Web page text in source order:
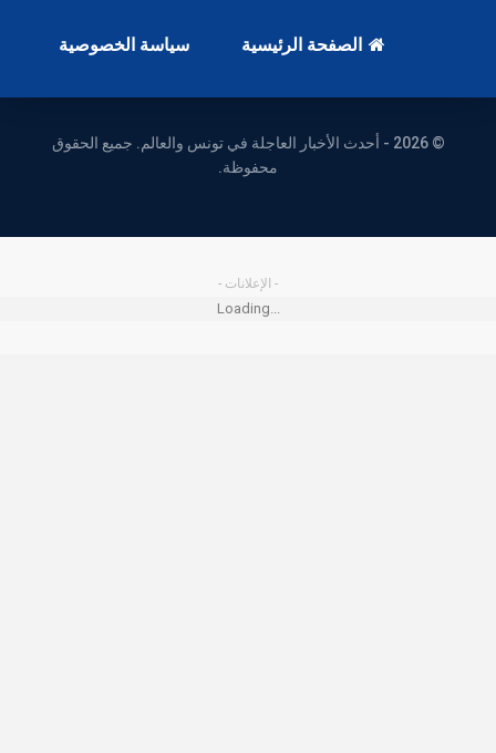
الصفحة الرئيسية سياسة الخصوصية
© 2026 - أحدث الأخبار العاجلة في تونس والعالم. جميع الحقوق
محفوظة.
- الإعلانات -
Loading...